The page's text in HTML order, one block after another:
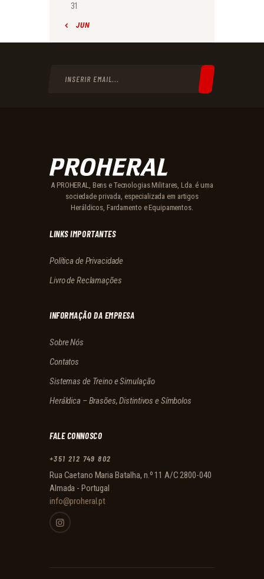
31
« JUN
A PROHERAL, Bens e Tecnologias Militares, Lda. é uma
sociedade privada, especializada em artigos
Heráldicos, Fardamento e Equipamentos.
LINKS IMPORTANTES
Política de Privacidade
Livro de Reclamações
INFORMAÇÃO DA EMPRESA
Sobre Nós
Contatos
Sistemas de Treino e Simulação
Heráldica – Brasões, Distintivos e Símbolos
FALE CONNOSCO
+351 212 749 802
Rua Caetano Maria Batalha, n.º 11 A/C 2800-040
Almada - Portugal
info@proheral.pt